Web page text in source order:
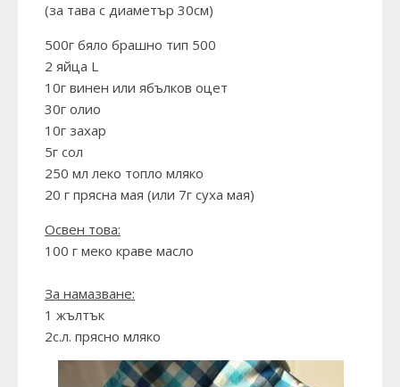
(за тава с диаметър 30см)
500г бяло брашно тип 500
2 яйца L
10г винен или ябълков оцет
30г олио
10г захар
5г сол
250 мл леко топло мляко
20 г прясна мая (или 7г суха мая)
Освен това:
100 г меко краве масло
За намазване:
1 жълтък
2с.л. прясно мляко